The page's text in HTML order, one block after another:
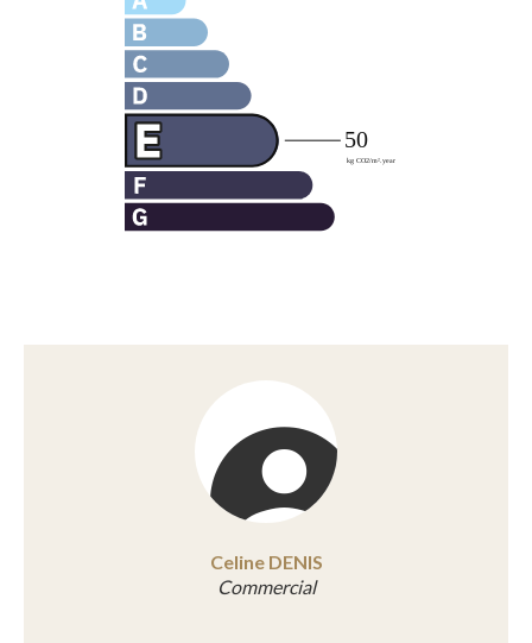
Celine DENIS
Commercial